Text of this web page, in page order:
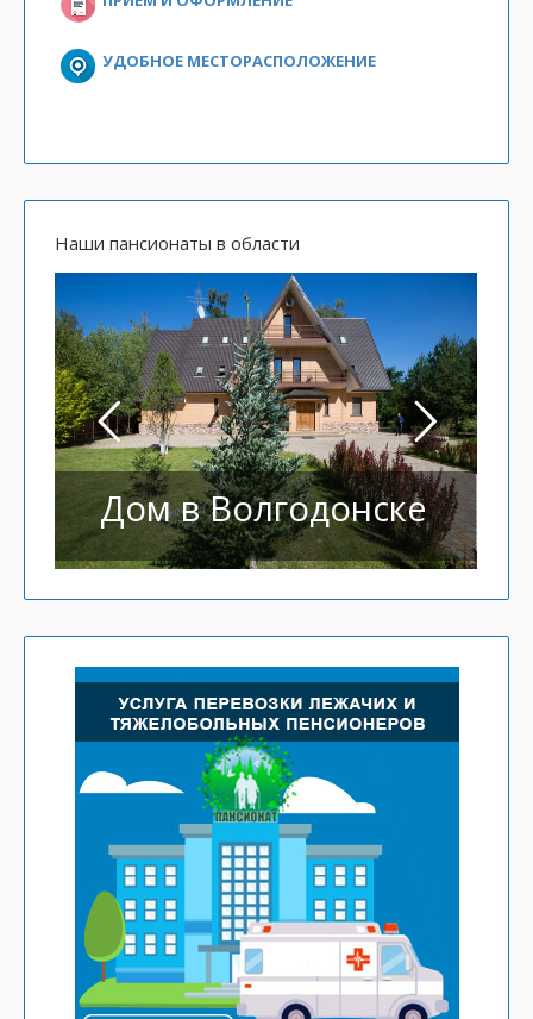
УДОБНОЕ МЕСТОРАСПОЛОЖЕНИЕ
Наши пансионаты в области
Дом в Волгодонске